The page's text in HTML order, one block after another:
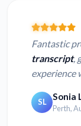
Fantastic
transcript,
experience
SL Sonia
Perth,